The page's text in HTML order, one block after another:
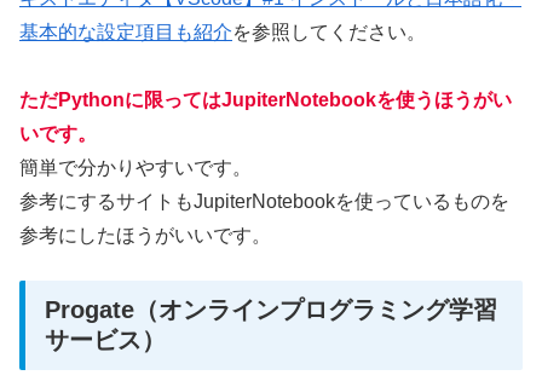
基本的な設定項目も紹介を参照してください。
ただPythonに限ってはJupiterNotebookを使うほうがい
いです。
簡単で分かりやすいです。
参考にするサイトもJupiterNotebookを使っているものを
参考にしたほうがいいです。
Progate（オンラインプログラミング学習
サービス）